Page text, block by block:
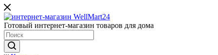
Готовый интернет-магазин товаров для дома